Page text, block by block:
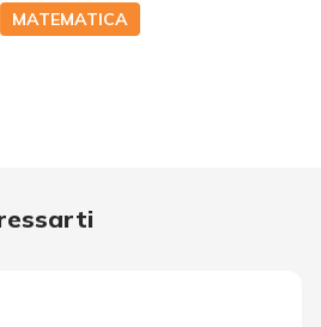
MATEMATICA